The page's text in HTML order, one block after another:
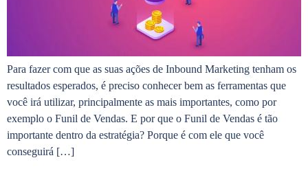
Para fazer com que as suas ações de Inbound Marketing tenham os
resultados esperados, é preciso conhecer bem as ferramentas que
você irá utilizar, principalmente as mais importantes, como por
exemplo o Funil de Vendas. E por que o Funil de Vendas é tão
importante dentro da estratégia? Porque é com ele que você
conseguirá […]